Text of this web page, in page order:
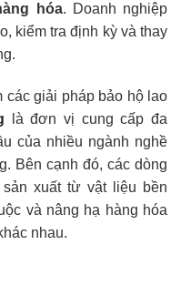
hóa. Doanh nghiệp
kiểm tra định kỳ và thay
các giải pháp bảo hộ lao
là đơn vị cung cấp đa
của nhiều ngành nghề
Bên cạnh đó, các dòng
xuất từ vật liệu bền
và nâng hạ hàng hóa
nhau.